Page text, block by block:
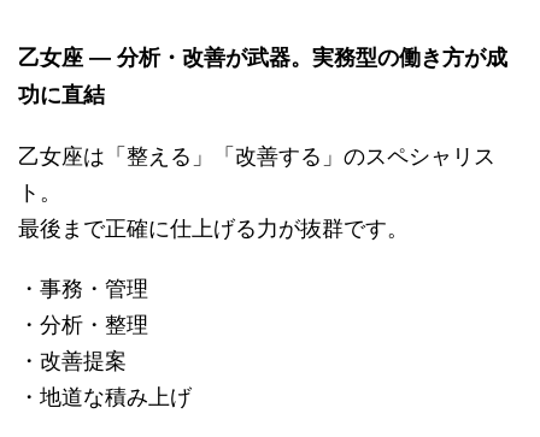
乙女座 ― 分析・改善が武器。実務型の働き方が成
功に直結
乙女座は「整える」「改善する」のスペシャリス
ト。
最後まで正確に仕上げる力が抜群です。
・事務・管理
・分析・整理
・改善提案
・地道な積み上げ